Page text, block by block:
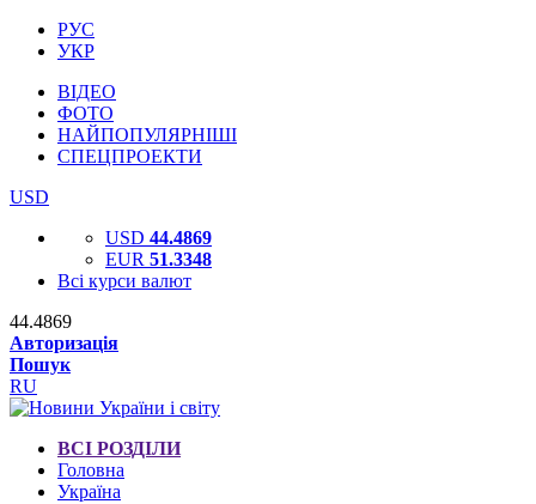
РУС
УКР
ВІДЕО
ФОТО
НАЙПОПУЛЯРНІШІ
СПЕЦПРОЕКТИ
USD
USD 44.4869
EUR 51.3348
Всі курси валют
44.4869
Авторизація
Пошук
RU
ВСІ РОЗДІЛИ
Головна
Україна